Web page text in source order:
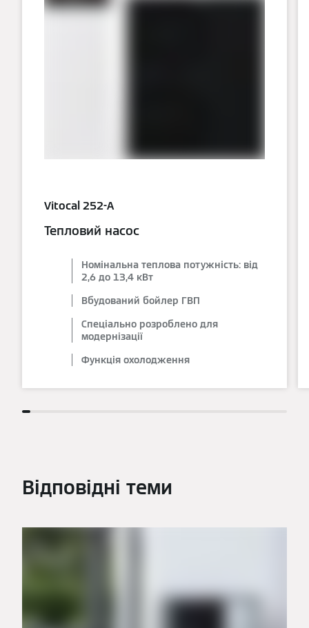
Vitocal 252-A
Тепловий насос
Номінальна теплова потужність: від
2,6 до 13,4 кВт
Вбудований бойлер ГВП
Спеціально розроблено для
модернізації
Функція охолодження
Відповідні теми